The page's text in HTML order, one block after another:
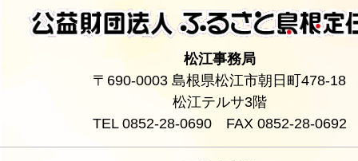
松江事務局
〒690-0003 島根県松江市朝日町478-18
松江テルサ3階
TEL 0852-28-0690 FAX 0852-28-0692